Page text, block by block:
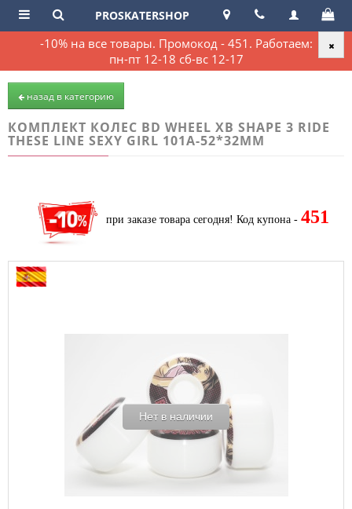
-10% на все товары. Промокод - 451. Работаем:
пн-пт 12-18 сб-вс 12-17
PROSKATERSHOP
назад в категорию
КОМПЛЕКТ КОЛЕС BD WHEEL XB SHAPE 3 RIDE
THESE LINE SEXY GIRL 101A-52*32MM
при заказе товара сегодня! Код купона - 451
Нет в наличии